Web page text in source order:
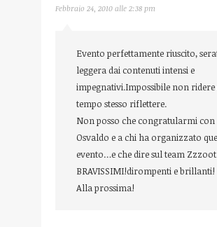
Febbraio 24, 2010 alle 2:38 pm
Evento perfettamente riuscito,
leggera dai contenuti intensi e
impegnativi.Impossibile non ridere
tempo stesso riflettere.
Non posso che congratularmi con
Osvaldo e a chi ha organizzato
evento…e che dire sul team
BRAVISSIMI!dirompenti e brillanti!
Alla prossima!